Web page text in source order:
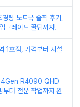
량 노트북 솔직 후기,
그레이드 꿀팁까지!
1호점, 가격부터 시설
R4090 QHD
부터 전문 작업까지 완